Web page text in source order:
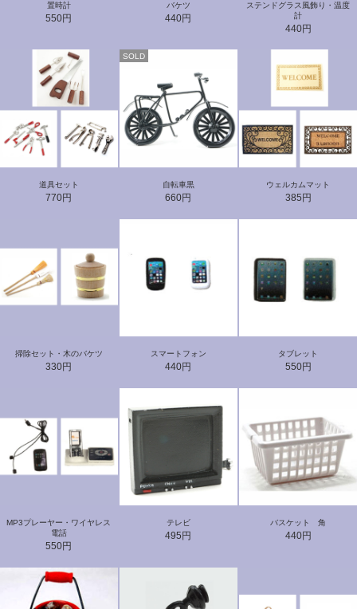
置時計
550円
バケツ
440円
ステンドグラス風飾り・温度
計
440円
道具セット
770円
SOLD
自転車黒
660円
ウェルカムマット
385円
掃除セット・木のバケツ
330円
スマートフォン
440円
タブレット
550円
MP3プレーヤー・ワイヤレス
電話
550円
テレビ
495円
バスケット 角
440円